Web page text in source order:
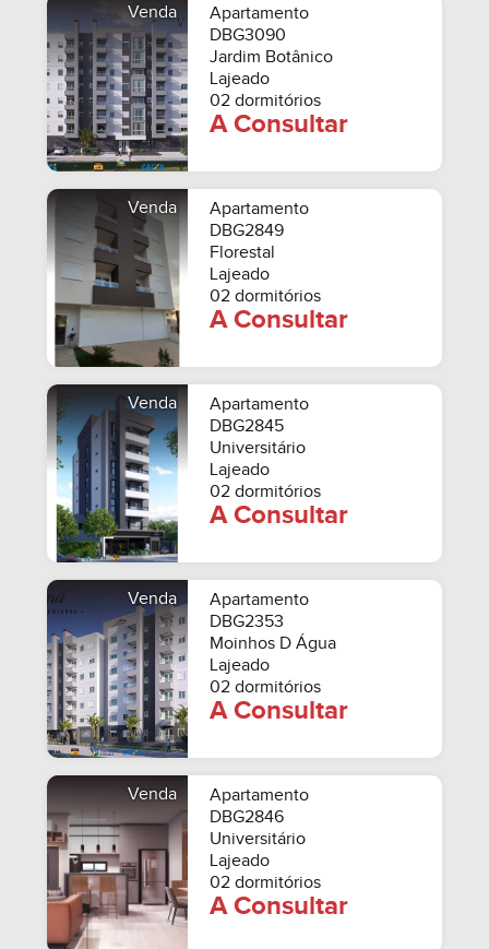
Venda
Apartamento
DBG3090
Jardim Botânico
Lajeado
02 dormitórios
A Consultar
Venda
Apartamento
DBG2849
Florestal
Lajeado
02 dormitórios
A Consultar
Venda
Apartamento
DBG2845
Universitário
Lajeado
02 dormitórios
A Consultar
Venda
Apartamento
DBG2353
Moinhos D Água
Lajeado
02 dormitórios
A Consultar
Venda
Apartamento
DBG2846
Universitário
Lajeado
02 dormitórios
A Consultar